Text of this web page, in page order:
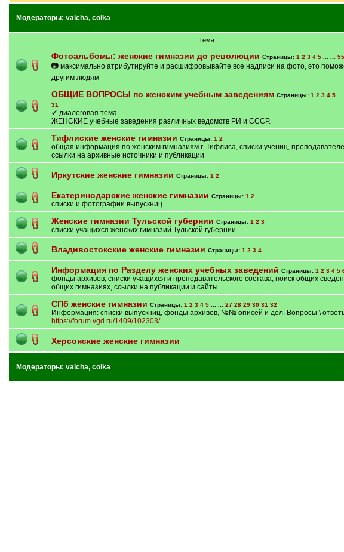
Модераторы: valcha, coika
Тема
Фотоальбомы: женские гимназии до революции Страницы: 1 2 3 4 5... ... 55
📷 максимально атрибутируйте и расшифровывайте все надписи на фото, это
другим людям
ОБЩИЕ ВОПРОСЫ по женским учебным заведениям Страницы: 1 2 3 4 5...
31
✔ диалоговая тема
ЖЕНСКИЕ учебные заведения различных ведомств РИ и СССР.
Тифлиские женские гимназии Страницы: 1 2
общая информация по женским гимназиям г. Тифлиса, списки учениц,
ссылки на архивные источники и публикации
Иркутские женские гимназии Страницы: 1 2
Екатеринодарские женские гимназии Страницы: 1 2
списки и фотографии выпускниц
Женские гимназии Тульской губернии Страницы: 1 2 3
списки учащихся женских гимназий Тульской губернии
Владивостокские женские гимназии Страницы: 1 2 3 4
Информация по Разделу женских учебных заведений Страницы: 1 2 3 4 5
фонды архивов, списки учащихся и преподавательского состава, поиск общих
общих гимназиях, ссылки на публикации и сайты
СПб женские гимназии Страницы: 1 2 3 4 5... ... 27 28 29 30 31 32
Информация: списки выпускниц, фонды архивов, №№ описей и дел. Вопросы \
https://forum.vgd.ru/1409/102303/
Херсонские женские гимназии
Модераторы: valcha, coika